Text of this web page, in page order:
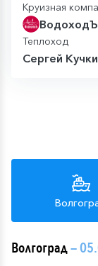
Круизная
ВодоходЪ
Теплоход
Сергей
Волгоград—